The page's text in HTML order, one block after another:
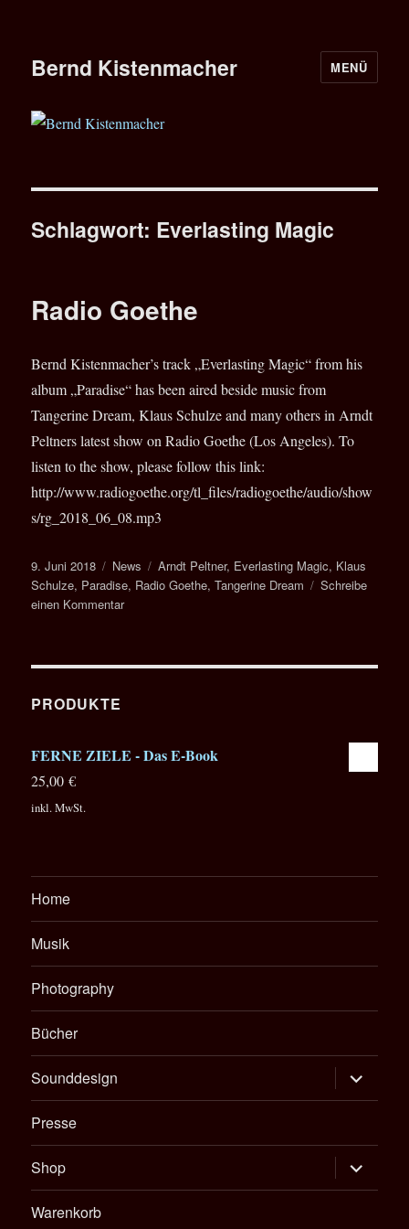
Bernd Kistenmacher MENÜ
Schlagwort: Everlasting Magic
Radio Goethe
Bernd Kistenmacher’s track „Everlasting Magic“ from his
album „Paradise“ has been aired beside music from
Tangerine Dream, Klaus Schulze and many others in Arndt
Peltners latest show on Radio Goethe (Los Angeles). To
listen to the show, please follow this link:
http://www.radiogoethe.org/tl_files/radiogoethe/audio/show
s/rg_2018_06_08.mp3
Veröffentlicht
am
9. Juni 2018 Kategorien
News Schlagwörter
Arndt Peltner, Everlasting Magic, Klaus
Schulze, Paradise, Radio Goethe,Tangerine Dream
Schreibe
einen Kommentarzu
PRODUKTE
FERNE ZIELE - Das E-Book
25,00€
inkl. MwSt.
Home
Musik
Photography
Bücher
Sounddesign
öffnen
Presse
Shop
öffnen
Warenkorb